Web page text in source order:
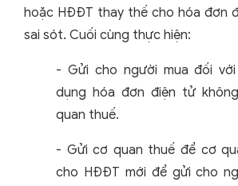
hoặc HĐĐT thay thế cho hóa đơn
sai sót. Cuối cùng thực hiện:
- Gửi cho người mua đối
dụng hóa đơn điện tử
quan thuế.
- Gửi cơ quan thuế để cơ
cho HĐĐT mới để gửi cho